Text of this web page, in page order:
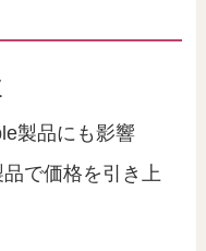
製品にも影響
で価格を引き上